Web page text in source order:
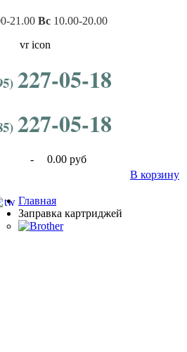
21.00 Вс 10.00-20.00
227-05-18
227-05-18
-
0.00 руб
В корзину
Главная
Заправка картриджей